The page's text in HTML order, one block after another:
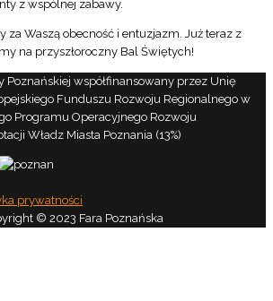
z wspólnej zabawy.
za Waszą obecność i entuzjazm. Już teraz z
na przyszłoroczny Bal Świętych!
Poznańskiej współfinansowany przez Unię
Funduszu Rozwoju Regionalnego w
Programu Operacyjnego Rozwoju
Władz Miasta Poznania (13%)
prywatności
© 2023 Fara Poznańska